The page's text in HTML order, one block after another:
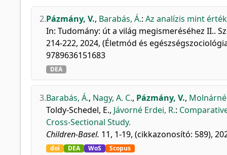
2.Pázmány, V., Barabás, Á.: Az analízis mint
In: Tudomány: út a világ megismeréséhez II..
214-222, 2024, (Életmód és
9789636151683
DEA
3.Barabás, Á., Nagy, A. C., Pázmány, V.,
Toldy-Schedel, E., Jávorné Erdei, R.:
Cross-Sectional Study.
Children-Basel. 11, 1-19, (cikkazonosító: 589),
doi DEA WoS Scopus